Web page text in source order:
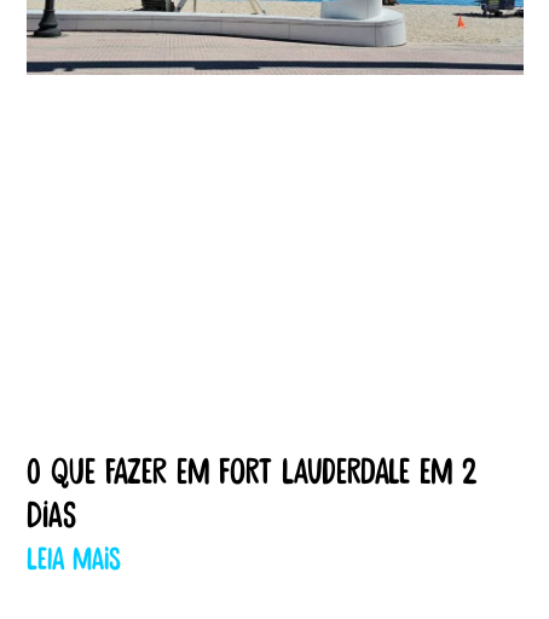
O que fazer em Fort Lauderdale em 2
dias
Leia mais